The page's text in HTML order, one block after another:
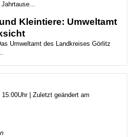
Kleintiere: Umweltamt
Umweltamt des Landkreises Görlitz
| Zuletzt geändert am